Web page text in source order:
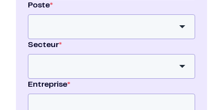
Poste*
Secteur*
Entreprise*